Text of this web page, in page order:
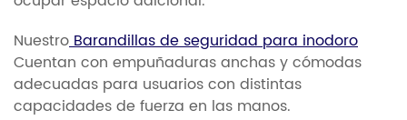
NuestroBarandillas de seguridad para inodoro
Cuentan con empuñaduras anchas y cómodas
adecuadas para usuarios con distintas
capacidades de fuerza en las manos.